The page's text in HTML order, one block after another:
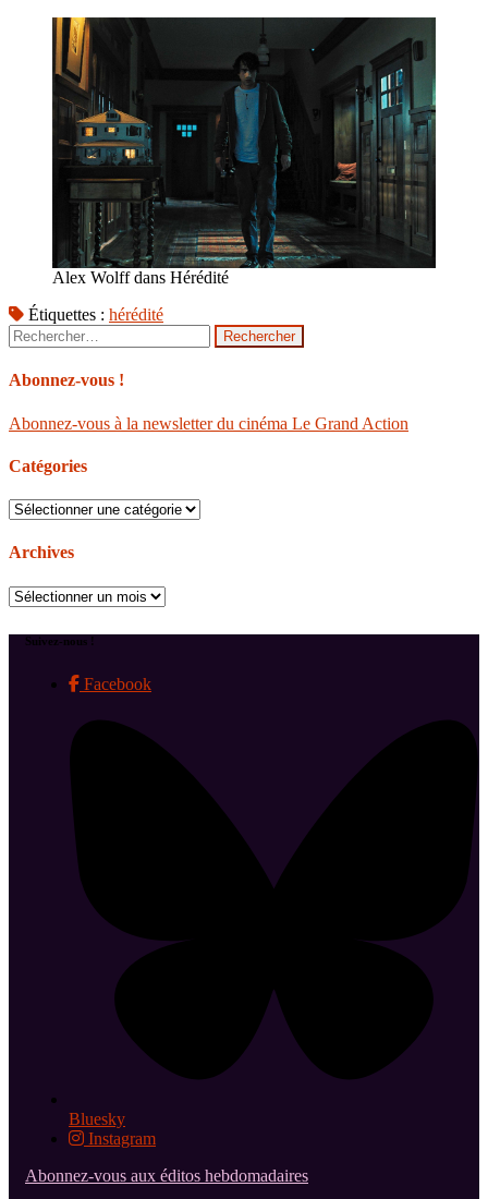
Alex Wolff dans Hérédité
Étiquettes : hérédité
Rechercher :
Abonnez-vous !
Abonnez-vous à la newsletter du cinéma Le Grand Action
Catégories
Catégories
Archives
Archives
Suivez-nous !
Facebook
Bluesky
Instagram
Abonnez-vous aux éditos hebdomadaires